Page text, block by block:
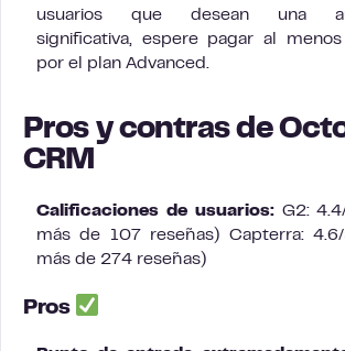
usuarios que desean una
significativa, espere pagar al
por el plan Advanced.
Pros y contras de
CRM
Calificaciones de usuarios:G2:
más de 107 reseñas) Capterra:
más de 274 reseñas)
Pros